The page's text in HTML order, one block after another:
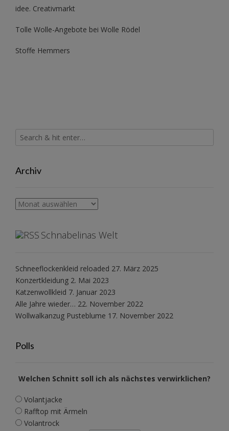
idee. Creativmarkt
Tolle Wolle-Angebote bei Wolle Rödel
Stoffe Hemmers
Archiv
Archiv
Schnabelinas Welt
Schneeflockenkleid reloaded 27. März 2025
Konzertkleidung 2. Mai 2023
Katzenwollkleid 7. Januar 2023
Alle Jahre wieder… 22. November 2022
Wollwalkanzug Pusteblume 17. November 2022
Polls
Welchen Schnitt soll ich als nächstes verwirklichen?
Volantjacke
Rafftop mit Ärmeln
Volantrock